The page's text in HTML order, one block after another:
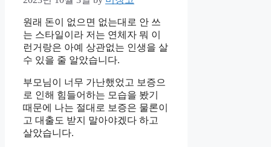
원래 돈이 없으면 없는대로 안 쓰
는 스타일이라 저는 연체자 뭐 이
런거랑은 아예 상관없는 인생을 살
수 있을 줄 알았습니다.
부모님이 너무 가난했었고 보증으
로 인해 힘들어하는 모습을 봤기
때문에 나는 절대로 보증은 물론이
고 대출도 받지 말아야겠다 하고
살았습니다.